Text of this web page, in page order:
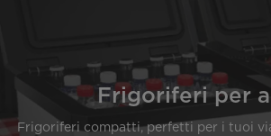
Frigoriferi per
Frigoriferi compatti, perfetti per i tuoi